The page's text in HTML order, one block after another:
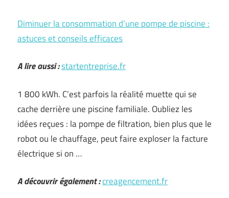
Diminuer la consommation d’une pompe de piscine :
astuces et conseils efficaces
A lire aussi :startentreprise.fr
1 800 kWh. C’est parfois la réalité muette qui se
cache derrière une piscine familiale. Oubliez les
idées reçues : la pompe de filtration, bien plus que le
robot ou le chauffage, peut faire exploser la facture
électrique si on …
A découvrir également :creagencement.fr